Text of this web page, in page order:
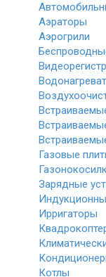
Аэраторы
Аэрогрили
Газовые
Зарядные
Ирригаторы
Котлы